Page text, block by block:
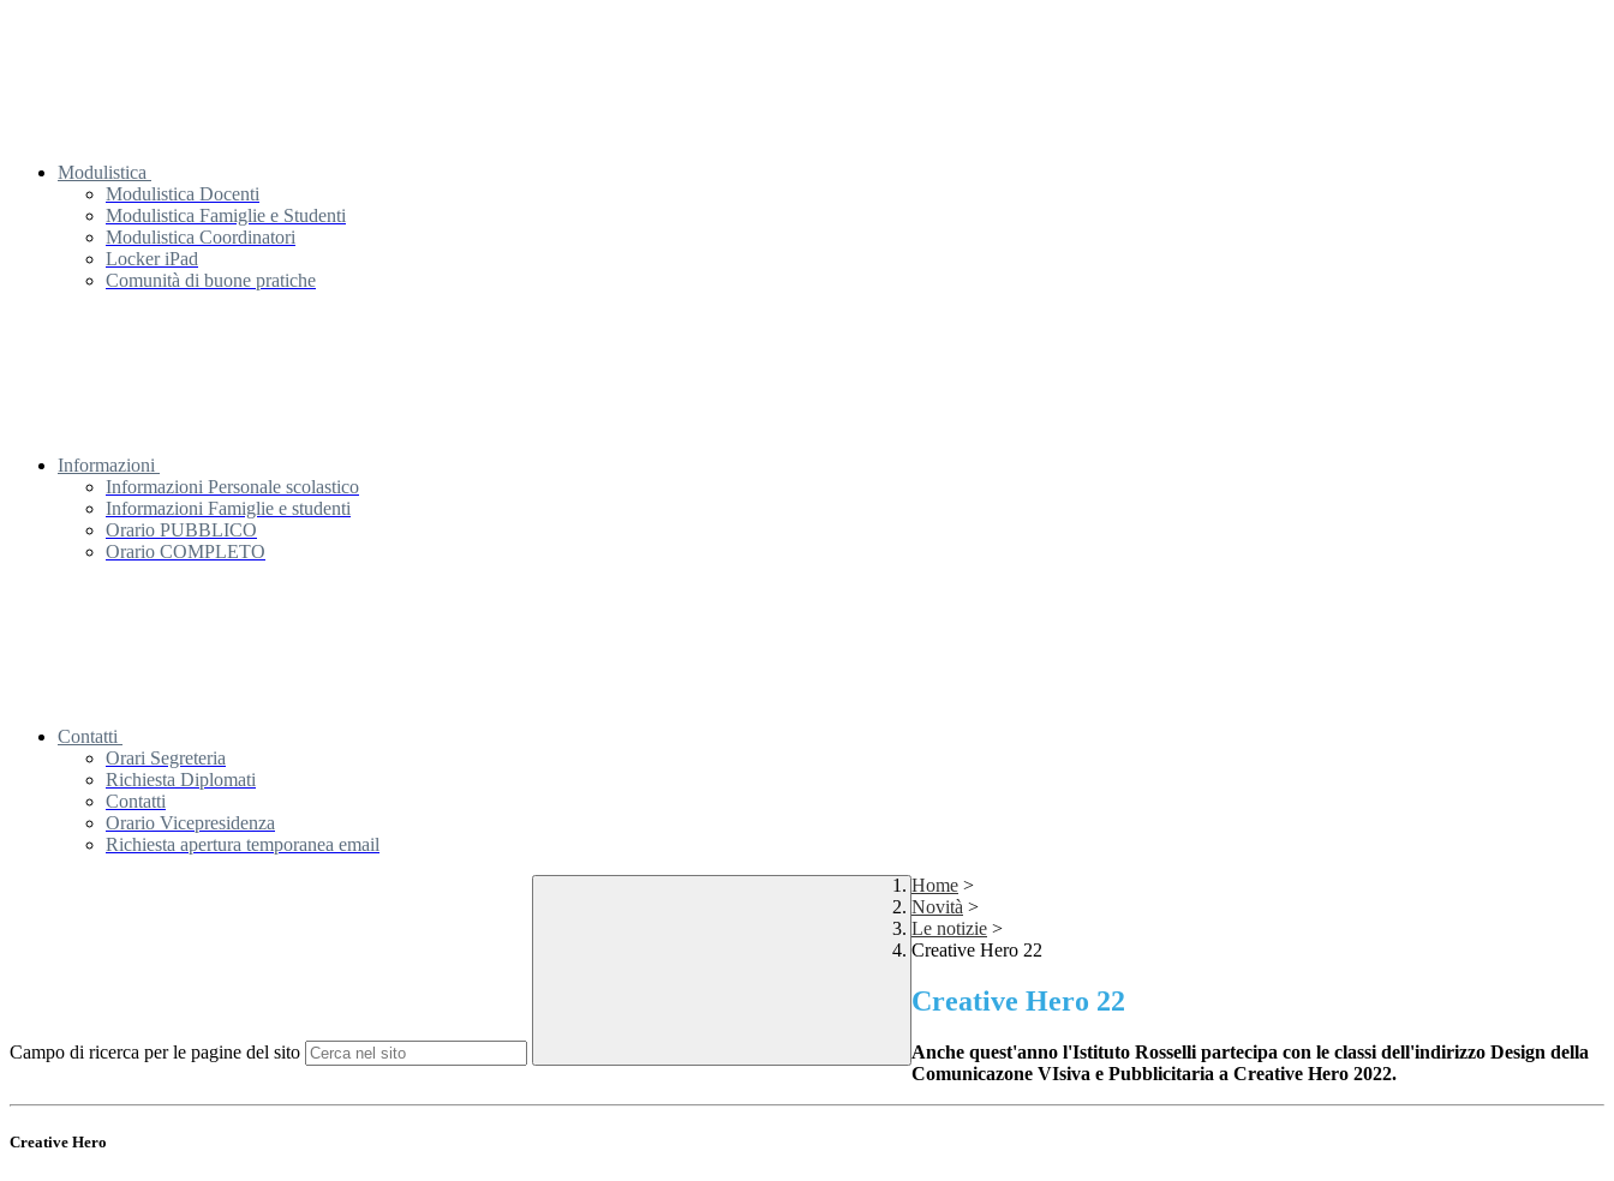
Modulistica
Modulistica Docenti
Modulistica Famiglie e Studenti
Modulistica Coordinatori
Locker iPad
Comunità di buone pratiche
Informazioni
Informazioni Personale scolastico
Informazioni Famiglie e studenti
Orario PUBBLICO
Orario COMPLETO
Contatti
Orari Segreteria
Richiesta Diplomati
Contatti
Orario Vicepresidenza
Richiesta apertura temporanea email
Campo di ricerca per le pagine del sito
Home >
Novità >
Le notizie >
Creative Hero 22
Creative Hero 22
Anche quest'anno l'Istituto Rosselli partecipa con le classi dell'indirizzo Design della
Comunicazone VIsiva e Pubblicitaria a Creative Hero 2022.
Creative Hero